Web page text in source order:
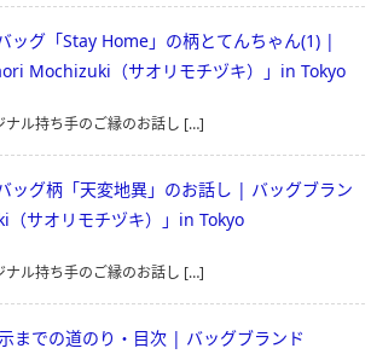
ッグ「Stay Home」の柄とてんちゃん(1) |
Mochizuki（サオリモチヅキ）」in Tokyo
ル持ち手のご縁のお話し […]
ッグ柄「天変地異」のお話し | バッグブラン
（サオリモチヅキ）」in Tokyo
ル持ち手のご縁のお話し […]
までの道のり・目次 | バッグブランド